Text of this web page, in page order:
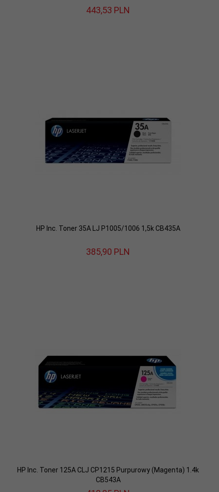
443,53 PLN
HP Inc. Toner 35A LJ P1005/1006 1,5k CB435A
385,90 PLN
HP Inc. Toner 125A CLJ CP1215 Purpurowy (Magenta) 1.4k
CB543A